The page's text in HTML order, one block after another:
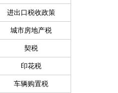
进出口税收政策
城市房地产税
契税
印花税
车辆购置税